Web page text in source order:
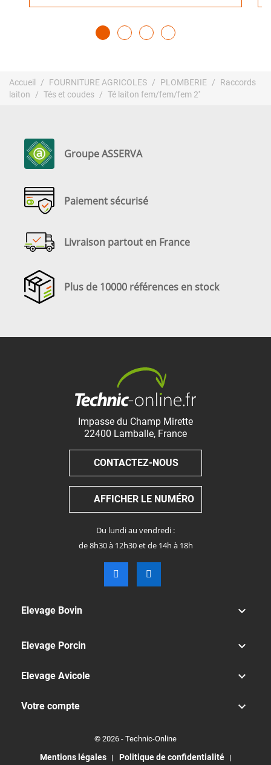
Accueil FOURNITURE AGRICOLES PLOMBERIE
Raccords
laiton
Tés et coudes Té laiton fem/fem/fem 2''
Groupe ASSERVA
Paiement sécurisé
Livraison partout en France
Plus de 10000 références en stock
Impasse du Champ Mirette
22400 Lamballe, France
CONTACTEZ-NOUS
AFFICHER LE NUMÉRO
Du lundi au vendredi :
de 8h30 à 12h30 et de 14h à 18h
Elevage Bovin 
Elevage Porcin 
Elevage Avicole 
Votre compte 
© 2026 - Technic-Online
Mentions légales Politique de confidentialité